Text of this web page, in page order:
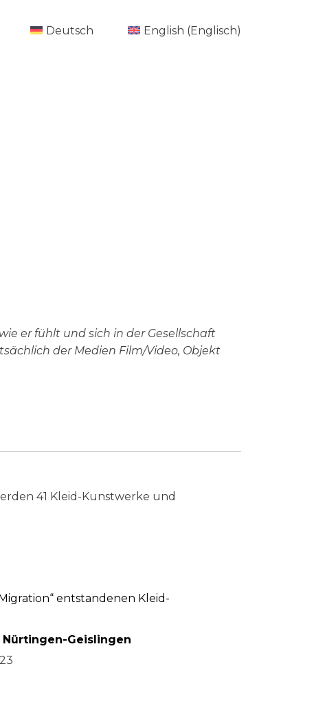
Deutsch English (Englisch)
er fühlt und sich in der Gesellschaft
der Medien Film/Video, Objekt
41 Kleid-Kunstwerke und
entstandenen Kleid-
Geislingen